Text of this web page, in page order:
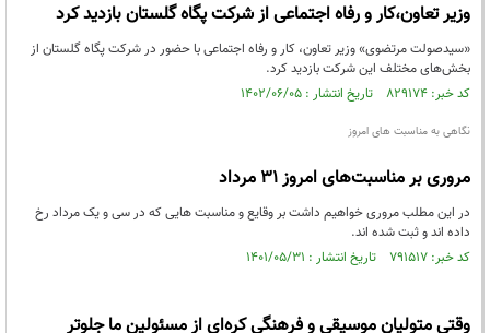
وزیر تعاون،کار و رفاه اجتماعی از شرکت پگاه گلستان بازدید کرد
«سیدصولت مرتضوی» وزیر تعاون، کار و رفاه اجتماعی با حضور در شرکت پگاه گلستان از
بخش‌های مختلف این شرکت بازدید کرد.
کد خبر: ۸۲۹۱۷۴ تاریخ انتشار : ۱۴۰۲/۰۶/۰۵
نگاهی به مناسبت های امروز
مروری بر مناسبت‌های امروز ۳۱ مرداد
در این مطلب مروری خواهیم داشت بر وقایع و مناسبت هایی که در سی و یک مرداد رخ
داده اند و ثبت شده اند.
کد خبر: ۷۹۱۵۱۷ تاریخ انتشار : ۱۴۰۱/۰۵/۳۱
وقتی متولیان موسیقی و فرهنگی کره‌ای از مسئولین ما جلوتر